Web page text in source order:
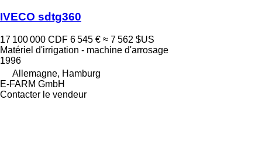
IVECO sdtg360
17 100 000 CDF 6 545 € ≈ 7 562 $US
Matériel d'irrigation - machine d'arrosage
1996
Allemagne, Hamburg
E-FARM GmbH
Contacter le vendeur